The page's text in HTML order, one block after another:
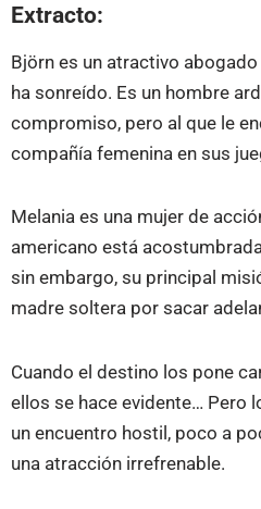
Extracto:
Björn es un atractivo
ha sonreído. Es un hombre
compromiso, pero al que le
compañía femenina en sus
Melania es una mujer de
americano está
sin embargo, su principal
madre soltera por sacar
Cuando el destino los pone
ellos se hace evidente… Pero
un encuentro hostil, poco a
una atracción irrefrenable.